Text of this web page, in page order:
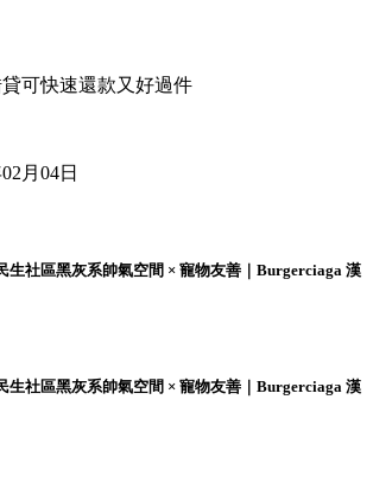
可快速還款又好過件
月04日
生社區黑灰系帥氣空間 × 寵物友善｜Burgerciaga 漢
生社區黑灰系帥氣空間 × 寵物友善｜Burgerciaga 漢